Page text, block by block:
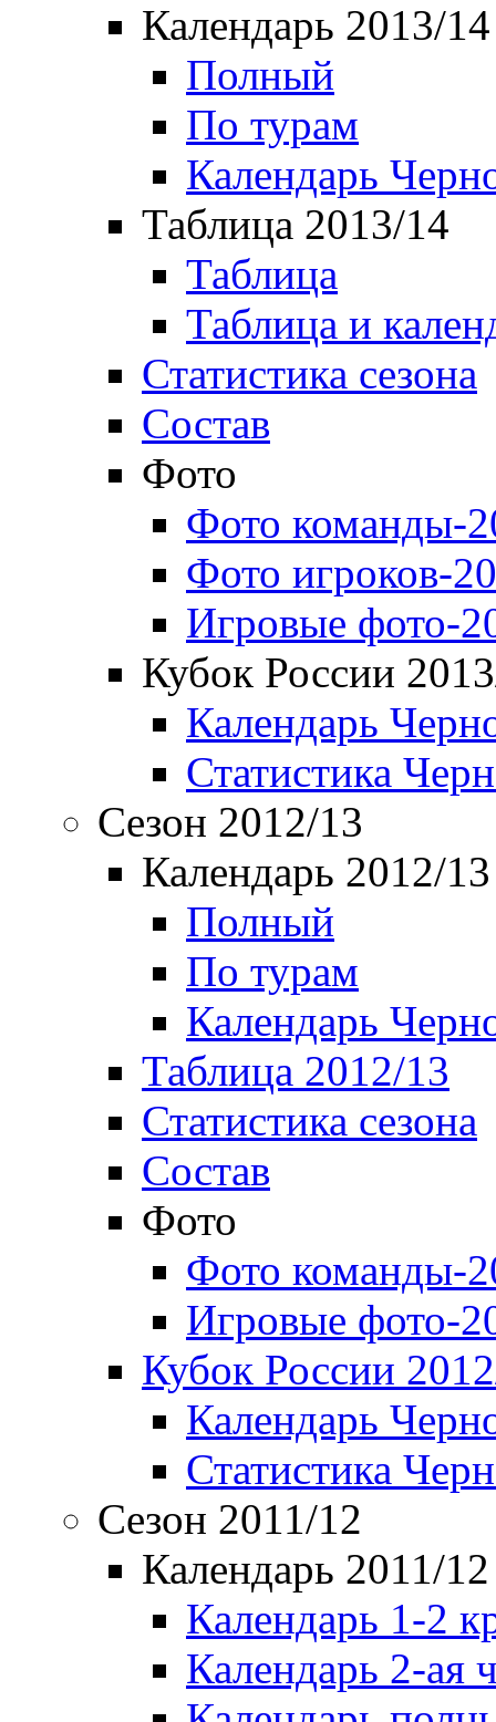
Календарь 2013/14
Полный
По турам
Календарь
Таблица 2013/14
Таблица
Таблица и
Статистика сезона
Состав
Фото
Фото команды-
Фото игроков-
Игровые фото-
Кубок России
Календарь
Статистика
Сезон 2012/13
Календарь 2012/13
Полный
По турам
Календарь
Таблица 2012/13
Статистика сезона
Состав
Фото
Фото команды-
Игровые фото-
Кубок России
Календарь
Статистика
Сезон 2011/12
Календарь 2011/12
Календарь 1-2
Календарь 2-ая